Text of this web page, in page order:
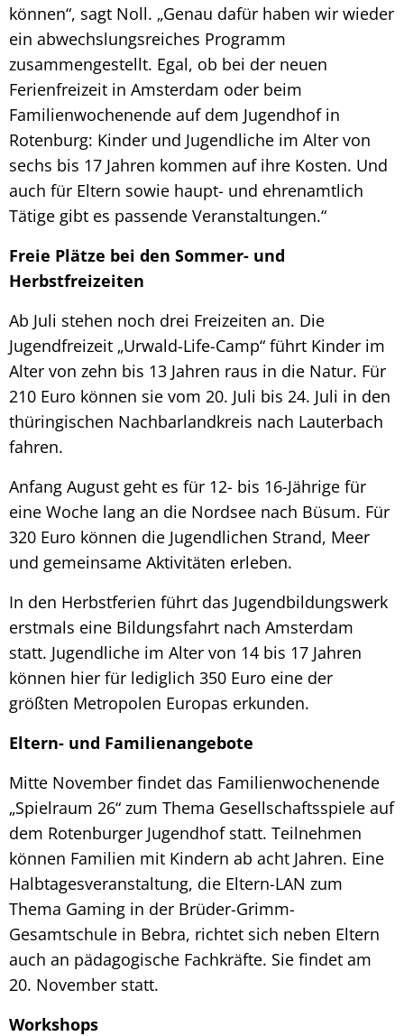
können“, sagt Noll. „Genau dafür haben wir wieder
ein abwechslungsreiches Programm
zusammengestellt. Egal, ob bei der neuen
Ferienfreizeit in Amsterdam oder beim
Familienwochenende auf dem Jugendhof in
Rotenburg: Kinder und Jugendliche im Alter von
sechs bis 17 Jahren kommen auf ihre Kosten. Und
auch für Eltern sowie haupt- und ehrenamtlich
Tätige gibt es passende Veranstaltungen.“
Freie Plätze bei den Sommer- und
Herbstfreizeiten
Ab Juli stehen noch drei Freizeiten an. Die
Jugendfreizeit „Urwald-Life-Camp“ führt Kinder im
Alter von zehn bis 13 Jahren raus in die Natur. Für
210 Euro können sie vom 20. Juli bis 24. Juli in den
thüringischen Nachbarlandkreis nach Lauterbach
fahren.
Anfang August geht es für 12- bis 16-Jährige für
eine Woche lang an die Nordsee nach Büsum. Für
320 Euro können die Jugendlichen Strand, Meer
und gemeinsame Aktivitäten erleben.
In den Herbstferien führt das Jugendbildungswerk
erstmals eine Bildungsfahrt nach Amsterdam
statt. Jugendliche im Alter von 14 bis 17 Jahren
können hier für lediglich 350 Euro eine der
größten Metropolen Europas erkunden.
Eltern- und Familienangebote
Mitte November findet das Familienwochenende
„Spielraum 26“ zum Thema Gesellschaftsspiele auf
dem Rotenburger Jugendhof statt. Teilnehmen
können Familien mit Kindern ab acht Jahren. Eine
Halbtagesveranstaltung, die Eltern-LAN zum
Thema Gaming in der Brüder-Grimm-
Gesamtschule in Bebra, richtet sich neben Eltern
auch an pädagogische Fachkräfte. Sie findet am
20. November statt.
Workshops